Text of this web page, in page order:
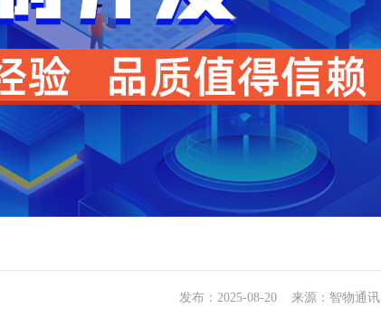
发布： 2025-08-20 来源：智物通讯